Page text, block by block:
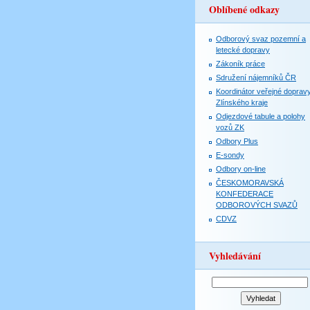
Oblíbené odkazy
Odborový svaz pozemní a
letecké dopravy
Zákoník práce
Sdružení nájemníků ČR
Koordinátor veřejné
Zlínského kraje
Odjezdové tabule a polohy
vozů ZK
Odbory Plus
E-sondy
Odbory on-line
ČESKOMORAVSKÁ
KONFEDERACE
ODBOROVÝCH SVAZŮ
CDVZ
Vyhledávání